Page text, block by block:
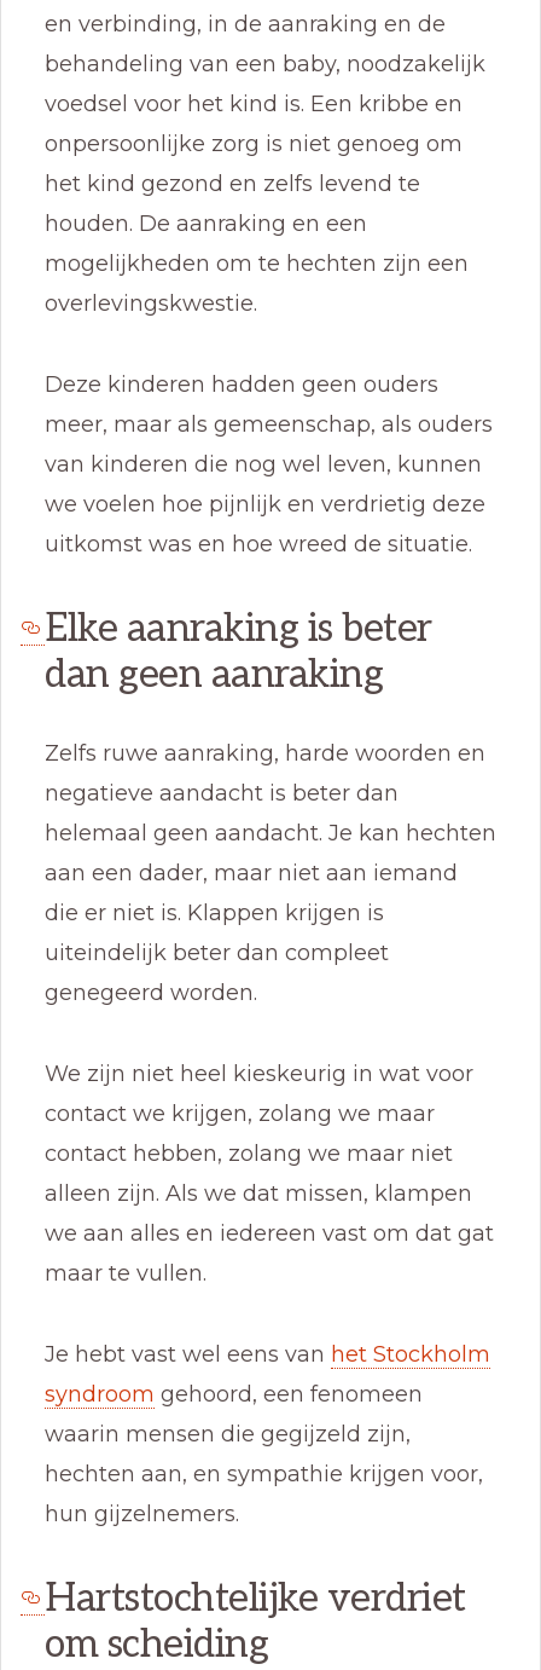
en verbinding, in de aanraking en de
behandeling van een baby, noodzakelijk
voedsel voor het kind is. Een kribbe en
onpersoonlijke zorg is niet genoeg om
het kind gezond en zelfs levend te
houden. De aanraking en een
mogelijkheden om te hechten zijn een
overlevingskwestie.
Deze kinderen hadden geen ouders
meer, maar als gemeenschap, als ouders
van kinderen die nog wel leven, kunnen
we voelen hoe pijnlijk en verdrietig deze
uitkomst was en hoe wreed de situatie.
Elke aanraking is beter
dan geen aanraking
Zelfs ruwe aanraking, harde woorden en
negatieve aandacht is beter dan
helemaal geen aandacht. Je kan hechten
aan een dader, maar niet aan iemand
die er niet is. Klappen krijgen is
uiteindelijk beter dan compleet
genegeerd worden.
We zijn niet heel kieskeurig in wat voor
contact we krijgen, zolang we maar
contact hebben, zolang we maar niet
alleen zijn. Als we dat missen, klampen
we aan alles en iedereen vast om dat gat
maar te vullen.
Je hebt vast wel eens van het Stockholm
syndroom gehoord, een fenomeen
waarin mensen die gegijzeld zijn,
hechten aan, en sympathie krijgen voor,
hun gijzelnemers.
Hartstochtelijke verdriet
om scheiding